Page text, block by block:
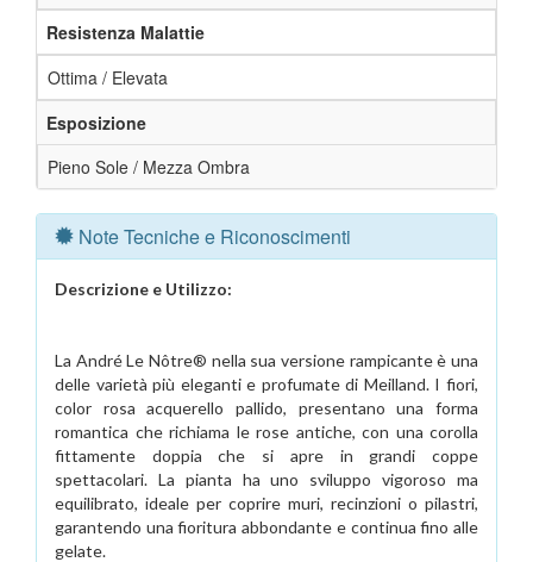
Resistenza Malattie
Ottima / Elevata
Esposizione
Pieno Sole / Mezza Ombra
Note Tecniche e Riconoscimenti
Descrizione e Utilizzo:
La André Le Nôtre® nella sua versione rampicante è una
delle varietà più eleganti e profumate di Meilland. I fiori,
color rosa acquerello pallido, presentano una forma
romantica che richiama le rose antiche, con una corolla
fittamente doppia che si apre in grandi coppe
spettacolari. La pianta ha uno sviluppo vigoroso ma
equilibrato, ideale per coprire muri, recinzioni o pilastri,
garantendo una fioritura abbondante e continua fino alle
gelate.